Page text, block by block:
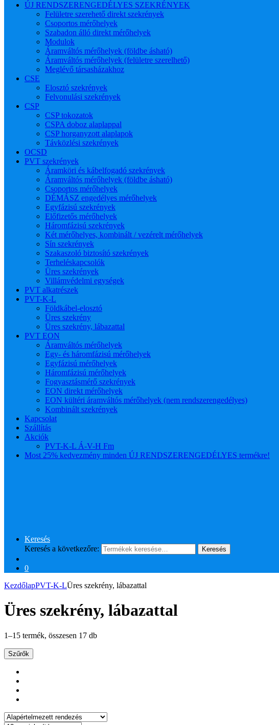
ÚJ RENDSZERENGEDÉLYES SZEKRÉNYEK
Felületre szerehető direkt szekrények
Csoportos mérőhelyek
Szabadon álló direkt mérőhelyek
Modulok
Áramváltós mérőhelyek (földbe ásható)
Áramváltós mérőhelyek (felületre szerelhető)
Meglévő társasházakhoz
CSE
Elosztó szekrények
Felvonulási szekrények
CSP
CSP tokozatok
CSPA doboz alaplappal
CSP horganyzott alaplapok
Távközlési szekrények
OCSD
PVT szekrények
Áramköri és kábelfogadó szekrények
Áramváltós mérőhelyek (földbe ásható)
Csoportos mérőhelyek
DÉMÁSZ engedélyes mérőhelyek
Egyfázisú szekrények
Előfizetős mérőhelyek
Háromfázisú szekrények
Két mérőhelyes, kombinált / vezérelt mérőhelyek
Sín szekrények
Szakaszoló biztosító szekrények
Terheléskapcsolók
Üres szekrények
Villámvédelmi egységek
PVT alkatrészek
PVT-K-L
Földkábel-elosztó
Üres szekrény
Üres szekrény, lábazattal
PVT EON
Áramváltós mérőhelyek
Egy- és háromfázisú mérőhelyek
Egyfázisú mérőhelyek
Háromfázisú mérőhelyek
Fogyasztásmérő szekrények
EON direkt mérőhelyek
EON kültéri áramváltós mérőhelyek (nem rendszerengedélyes)
Kombinált szekrények
Kapcsolat
Szállítás
Akciók
PVT-K-L Á-V-H Fm
Most 25% kedvezmény minden ÚJ RENDSZERENGEDÉLYES termékre!
Keresés
Keresés a következőre:
Keresés
0
KezdőlapPVT-K-LÜres szekrény, lábazattal
Üres szekrény, lábazattal
1–15 termék, összesen 17 db
Szűrők